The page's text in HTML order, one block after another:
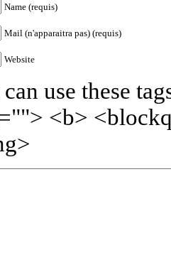
Name (requis)
Mail (n'apparaitra pas) (requis)
Website
use these
<b>